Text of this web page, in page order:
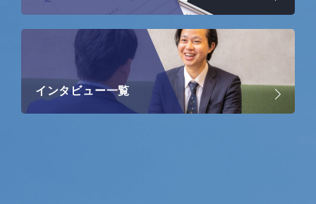
インタビュー一覧